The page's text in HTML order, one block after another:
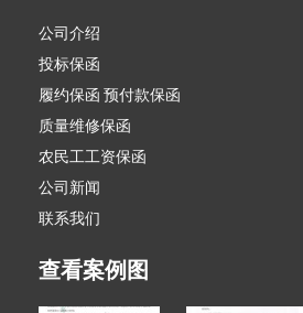
公司介绍
投标保函
履约保函 预付款保函
质量维修保函
农民工工资保函
公司新闻
联系我们
查看案例图